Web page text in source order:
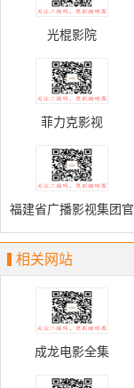
光棍影院
菲力克影视
福建省广播影视集团官
网
相关网站
成龙电影全集